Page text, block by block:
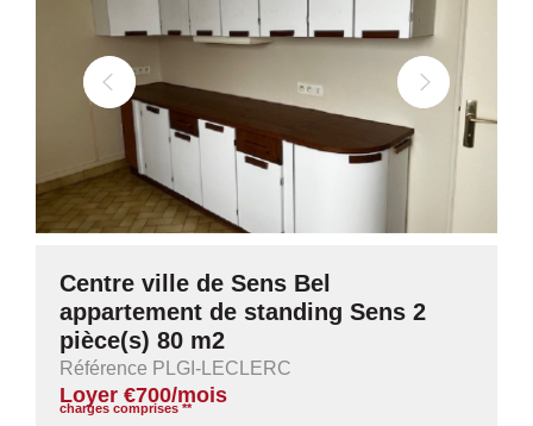
Centre ville de Sens Bel
appartement de standing Sens 2
pièce(s) 80 m2
Référence PLGI-LECLERC
Loyer €700/mois
charges comprises **